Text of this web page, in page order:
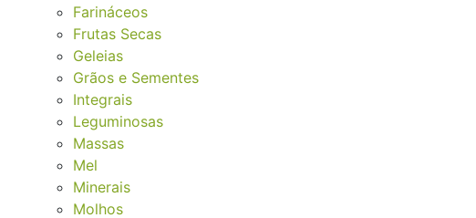
Farináceos
Frutas Secas
Geleias
Grãos e Sementes
Integrais
Leguminosas
Massas
Mel
Minerais
Molhos